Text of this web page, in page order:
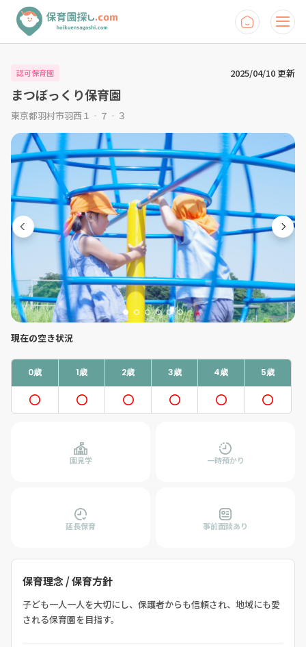
認可保育園 2025/04/10 更新
まつぼっくり保育園
東京都羽村市羽西１‐７‐３
現在の空き状況
0歳 1歳 2歳 3歳 4歳 5歳
園見学 一時預かり
延長保育 事前面談あり
保育理念 / 保育方針
子ども一人一人を大切にし、保護者からも信頼され、地域にも愛
される保育園を目指す。